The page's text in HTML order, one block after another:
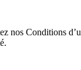
nos Conditions